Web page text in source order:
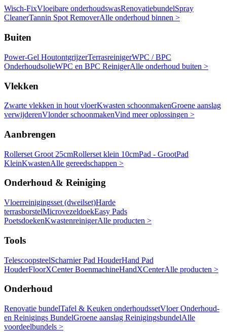
Wisch-FixVloeibare onderhoudswasRenovatiebundelSpray
CleanerTannin Spot RemoverAlle onderhoud binnen >
Buiten
Power-Gel HoutontgrijzerTerrasreinigerWPC / BPC
OnderhoudsolieWPC en BPC ReinigerAlle onderhoud buiten >
Vlekken
Zwarte vlekken in hout vloerKwasten schoonmakenGroene aanslag
verwijderenVlonder schoonmakenVind meer oplossingen >
Aanbrengen
Rollerset Groot 25cmRollerset klein 10cmPad - GrootPad
KleinKwastenAlle gereedschappen >
Onderhoud & Reiniging
Vloerreinigingsset (dweilset)Harde
terrasborstelMicrovezeldoekEasy Pads
PoetsdoekenKwastenreinigerAlle producten >
Tools
TelescoopsteelScharnier Pad HouderHand Pad
HouderFloorXCenter BoenmachineHandXCenterAlle producten >
Onderhoud
Renovatie bundelTafel & Keuken onderhoudssetVloer Onderhoud-
en Reinigings BundelGroene aanslag ReinigingsbundelAlle
voordeelbundels >